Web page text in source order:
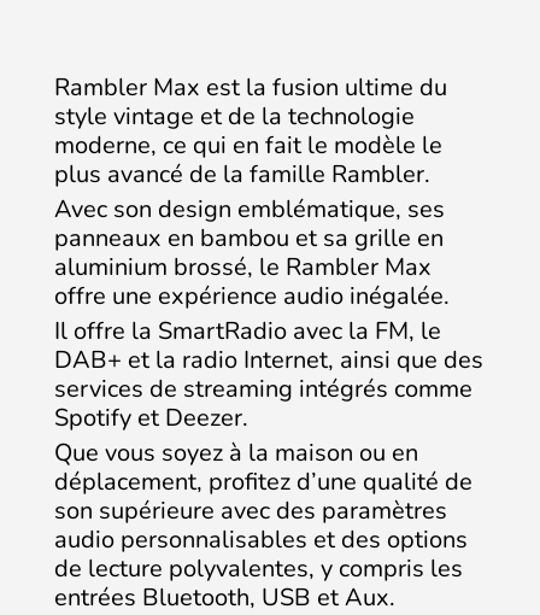
Rambler Max est la fusion ultime du
style vintage et de la technologie
moderne, ce qui en fait le modèle le
plus avancé de la famille Rambler.
Avec son design emblématique, ses
panneaux en bambou et sa grille en
aluminium brossé, le Rambler Max
offre une expérience audio inégalée.
Il offre la SmartRadio avec la FM, le
DAB+ et la radio Internet, ainsi que des
services de streaming intégrés comme
Spotify et Deezer.
Que vous soyez à la maison ou en
déplacement, profitez d’une qualité de
son supérieure avec des paramètres
audio personnalisables et des options
de lecture polyvalentes, y compris les
entrées Bluetooth, USB et Aux.